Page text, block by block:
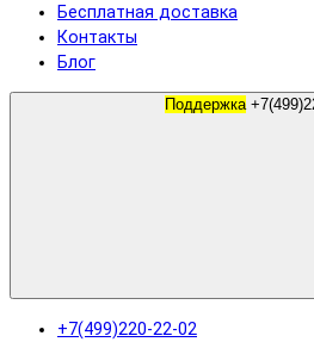
Бесплатная доставка
Контакты
Блог
Поддержка
+7(499)220-22-02